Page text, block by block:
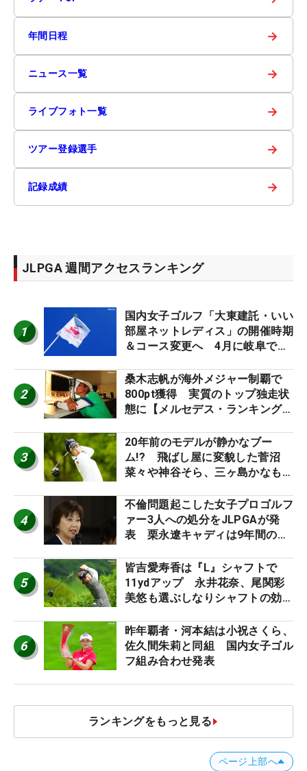
年間日程 →
ニュース一覧 →
ライブフォト一覧 →
ツアー登録選手 →
記録成績 →
JLPGA 週間アクセスランキング
1
国内女子ゴルフ「大東建託・いい
部屋ネットレディス」の開催時期
＆コース変更へ 4月に岐阜で開
2
桑木志帆が海外メジャー制覇で
800pt獲得 実質のトップ独走状
態に【メルセデス・ランキング番
3
20年前のモデルが静かなブー
ム!? 飛ばし屋に変貌した菅沼
菜々や神谷そら、三ヶ島かなも使
ロたちの“飛ばしギア”】
4
不倫問題起こした女子プロゴルフ
ァー3人への処分をJLPGAが発
表 栗永遼キャディは9年間の立
5
皆吉愛寿香は『L』シャフトで
11ydアップ 永井花奈、尾関彩
美悠も選ぶしなりシャフトの効果
ア”】
6
昨年覇者・河本結は小祝さくら、
佐久間朱莉と同組 国内女子ゴル
フ組み合わせ発表
ランキングをもっと見る
ページ上部へ